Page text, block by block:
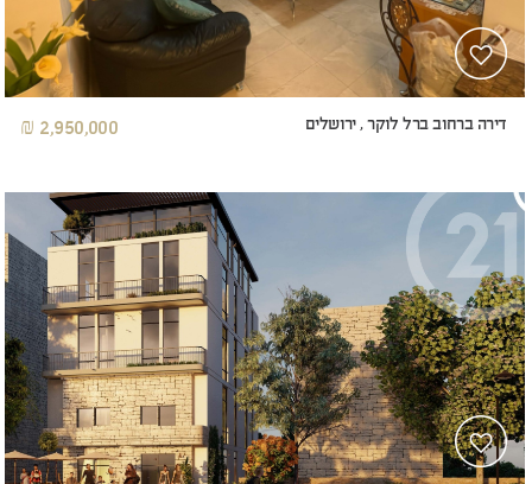
דירה ברחוב ברל לוקר , ירושלים 2,950,000 ₪